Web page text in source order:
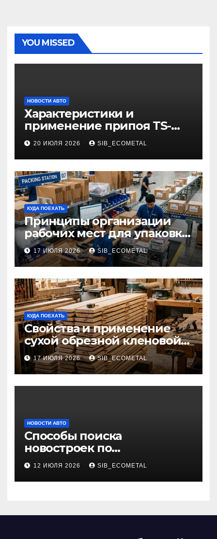
YOU MISSED
НОВОСТИ АВТО
Характеристики и
применение припоя TS-
99.35050
20 ИЮЛЯ 2026 SIB_ECOMETAL
КУДА ПОЕХАТЬ
Принципы организации
рабочих мест для упаковки
и комплектации товаров
17 ИЮЛЯ 2026 SIB_ECOMETAL
КУДА ПОЕХАТЬ
Свойства и применение
сухой обрезной кленовой
доски в столярном деле
17 ИЮЛЯ 2026 SIB_ECOMETAL
НОВОСТИ АВТО
Способы поиска
новостроек по
индивидуальным
параметрам
12 ИЮЛЯ 2026 SIB_ECOMETAL